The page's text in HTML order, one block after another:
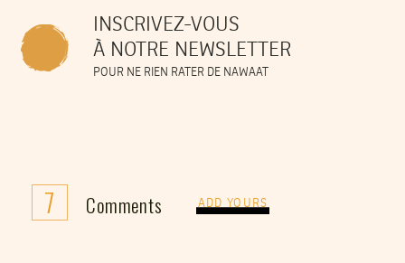
INSCRIVEZ-VOUS
À NOTRE NEWSLETTER
POUR NE RIEN RATER DE NAWAAT
7 Comments ADD YOURS